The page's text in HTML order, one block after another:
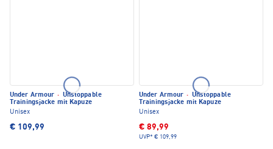
Under Armour · Unstoppable
Trainingsjacke mit Kapuze
Unisex
€ 109,99
Under Armour · Unstoppable
Trainingsjacke mit Kapuze
Unisex
€ 89,99
UVP* € 109,99